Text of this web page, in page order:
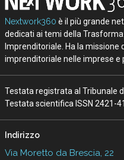
Nextwork360 è il più grande
dedicati ai temi della
Imprenditoriale. Ha la
imprenditoriale nelle imprese
Testata registrata al Tribunale
Testata scientifica ISSN 2421-
Indirizzo
Via Moretto da Brescia, 22